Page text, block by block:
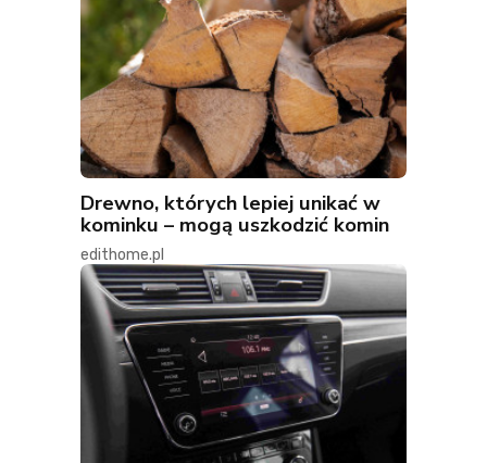
Drewno, których lepiej unikać w
kominku – mogą uszkodzić komin
edithome.pl